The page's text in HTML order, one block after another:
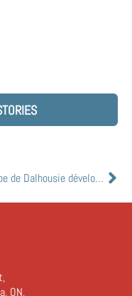
L’équipe de Dalhousie développe des textiles non tissés capables de neutraliser les virus dans les masques de protection individuelle.
ON,